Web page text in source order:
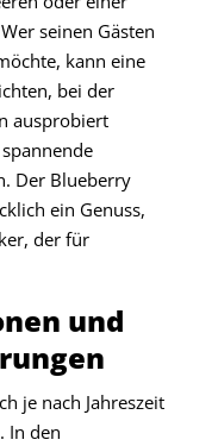
seinen Gästen
kann eine
bei der
ausprobiert
Der Blueberry
ein Genuss,
der für
und
je nach Jahreszeit
In den